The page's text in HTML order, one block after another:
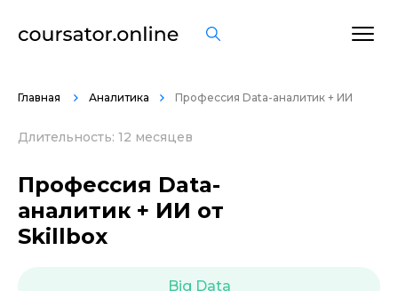
Главная Аналитика Профессия Data-аналитик + ИИ
Длительность: 12 месяцев
Профессия Data-
аналитик + ИИ от
Skillbox
Big Data